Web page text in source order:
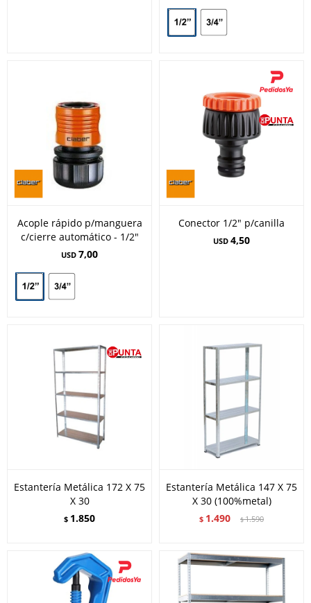
Acople rápido p/manguera
c/cierre automático - 1/2"
USD 7,00
Conector 1/2" p/canilla
USD 4,50
Estantería Metálica 172 X 75
X 30
$ 1.850
Estantería Metálica 147 X 75
X 30 (100%metal)
$ 1.490 $1.590